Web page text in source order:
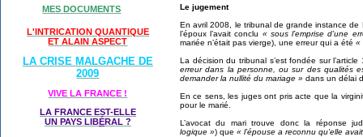
MES DOCUMENTS
L'INTRICATION QUANTIQUE
ET ALAIN ASPECT
LA CRISE MALGACHE DE
2009
VIVE LA FRANCE !
LA FRANCE EST-ELLE
UN PAYS LIBÉRAL ?
Le jugement
En avril 2008, le tribunal de grande instance
l’époux l’avait conclu « sous l’emprise d’une
mariée n’était pas vierge), une erreur qui a été «
La décision du tribunal s’est fondée sur
erreur dans la personne, ou sur des qualités
demander la nullité du mariage » dans un délai
En ce sens, les juges ont pris acte que la
pour le marié.
L’avocat du mari trouve donc la réponse
logique ») que « l’épouse a reconnu qu’elle